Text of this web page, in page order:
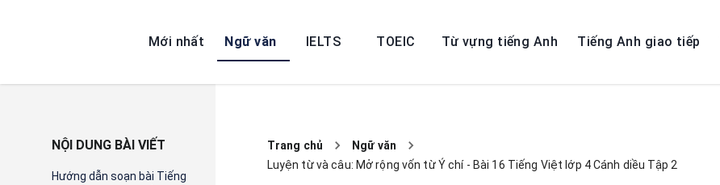
Mới nhất Ngữ văn IELTS TOEIC Từ vựng tiếng Anh Tiếng Anh giao tiếp
NỘI DUNG BÀI VIẾT
Hướng dẫn soạn bài Tiếng
Trang chủ
Ngữ văn
Luyện từ và câu: Mở rộng vốn từ Ý chí - Bài 16 Tiếng Việt lớp 4 Cánh diều Tập 2